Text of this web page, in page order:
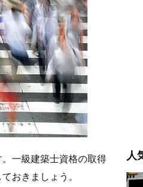
一級建築士資格の取得
おきましょう。
人